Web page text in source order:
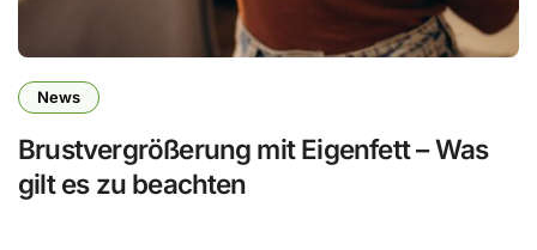
News
Brustvergrößerung mit Eigenfett – Was
gilt es zu beachten